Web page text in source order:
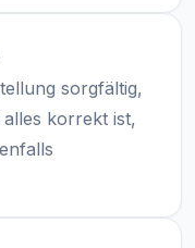
sorgfältig,
korrekt ist,